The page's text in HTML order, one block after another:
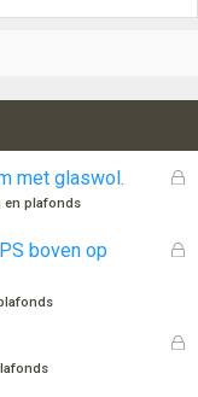
G
met glaswol.
en plafonds
G
o
boven op
G